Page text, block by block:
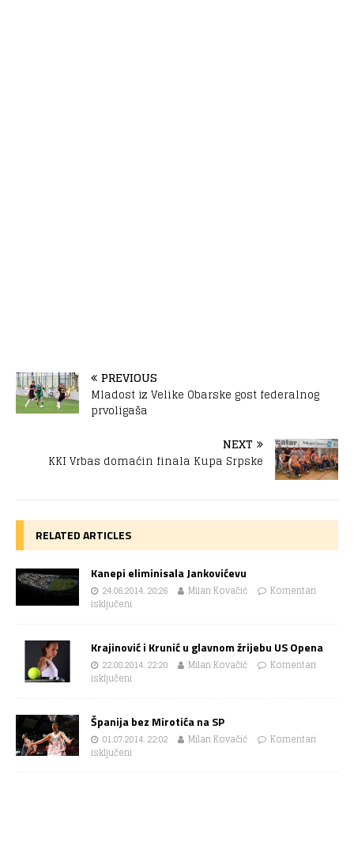
PREVIOUS
Mladost iz Velike Obarske gost federalnog
prvoligaša
NEXT
KKI Vrbas domaćin finala Kupa Srpske
RELATED ARTICLES
Kanepi eliminisala Jankovićevu
24.06.2014. 20:26 Milan Kovačić
Komentari
isključeni
Krajinović i Krunić u glavnom žrijebu US Opena
22.08.2014. 22:20 Milan Kovačić
Komentari
isključeni
Španija bez Mirotića na SP
01.07.2014. 22:02 Milan Kovačić
Komentari
isključeni